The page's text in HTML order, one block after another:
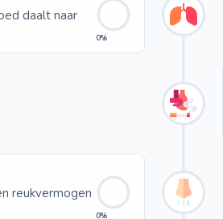
daalt naar
0%
reukvermogen
0%